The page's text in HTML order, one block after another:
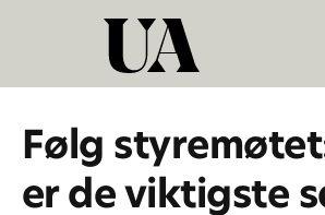
Følg
er de viktigste